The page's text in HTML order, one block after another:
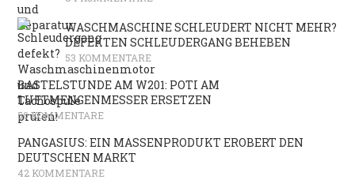
WASCHMASCHINE SCHLEUDERT NICHT MEHR?
DEFEKTEN SCHLEUDERGANG BEHEBEN
53 KOMMENTARE
BASTELSTUNDE AM W201: POTI AM
LUFTMENGENMESSER ERSETZEN
50 KOMMENTARE
PANGASIUS: EIN MASSENPRODUKT EROBERT DEN
DEUTSCHEN MARKT
42 KOMMENTARE